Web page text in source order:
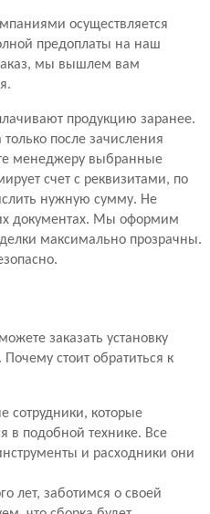
осуществляется
предоплаты на наш
мы вышлем вам
продукцию заранее.
после зачисления
менеджеру выбранные
счет с реквизитами, по
нужную сумму. Не
документах. Мы оформим
максимально прозрачны.
заказать установку
стоит обратиться к
сотрудники, которые
в подобной технике. Все
и расходники они
лет, заботимся о своей